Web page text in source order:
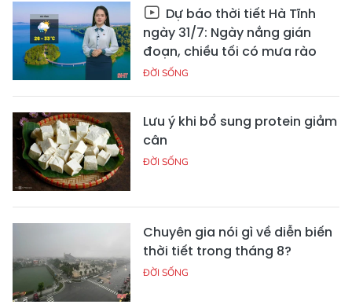
Dự báo thời tiết Hà Tĩnh
ngày 31/7: Ngày nắng gián
đoạn, chiều tối có mưa rào
ĐỜI SỐNG
Lưu ý khi bổ sung protein giảm
cân
ĐỜI SỐNG
Chuyên gia nói gì về diễn biến
thời tiết trong tháng 8?
ĐỜI SỐNG